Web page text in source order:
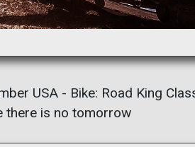
USA - Bike: Road King
there is no tomorrow